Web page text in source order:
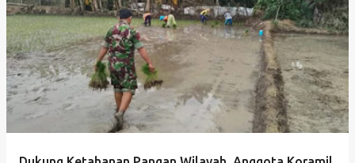
P
o
s
t
Kabarpatigo Mengucapkan Selamat Tahun Baru